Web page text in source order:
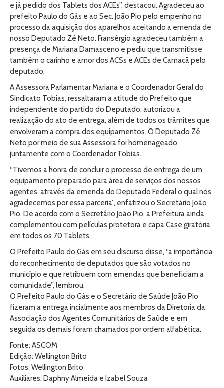
e já pedido dos Tablets dos ACEs”, destacou. Agradeceu ao
prefeito Paulo do Gás e ao Sec. João Pio pelo empenho no
processo da aquisição dos aparelhos aceitando a emenda de
nosso Deputado Zé Neto. Fransérgio agradeceu também a
presença de Mariana Damasceno e pediu que transmitisse
também o carinho e amor dos ACSs e ACEs de Camacã pelo
deputado.
A Assessora Parlamentar Mariana e o Coordenador Geral do
Sindicato Tobias, ressaltaram a atitude do Prefeito que
independente do partido do Deputado, autorizou a
realização do ato de entrega, além de todos os trâmites que
envolveram a compra dos equipamentos. O Deputado Zé
Neto por meio de sua Assessora foi homenageado
juntamente com o Coordenador Tobias.
“Tivemos a honra de concluir o processo de entrega de um
equipamento preparado para área de serviços dos nossos
agentes, através da emenda do Deputado Federal o qual nós
agradecemos por essa parceria”, enfatizou o Secretário João
Pio. De acordo com o Secretário João Pio, a Prefeitura ainda
complementou com películas protetora e capa Case giratória
em todos os 70 Tablets.
O Prefeito Paulo do Gás em seu discurso disse, “a importância
do reconhecimento de deputados que são votados no
município e que retribuem com emendas que beneficiam a
comunidade”, lembrou.
O Prefeito Paulo do Gás e o Secretário de Saúde João Pio
fizeram a entrega incialmente aos membros da Diretoria da
Associação dos Agentes Comunitários de Saúde e em
seguida os demais foram chamados por ordem alfabética.
Fonte: ASCOM
Edição: Wellington Brito
Fotos: Wellington Brito
Auxiliares: Daphny Almeida e Izabel Souza